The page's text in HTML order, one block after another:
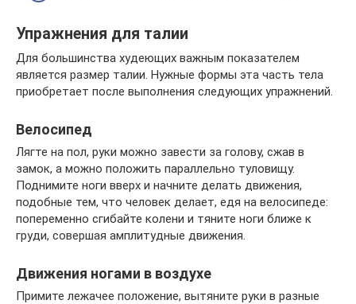
Упражнения для талии
Для большинства худеющих важным показателем
является размер талии. Нужные формы эта часть тела
приобретает после выполнения следующих упражнений.
Велосипед
Лягте на пол, руки можно завести за голову, сжав в
замок, а можно положить параллельно туловищу.
Поднимите ноги вверх и начните делать движения,
подобные тем, что человек делает, едя на велосипеде:
попеременно сгибайте колени и тяните ноги ближе к
груди, совершая амплитудные движения.
Движения ногами в воздухе
Примите лежачее положение, вытяните руки в разные